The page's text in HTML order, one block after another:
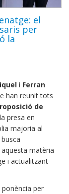
el
per
la
i Ferran
han reunit tots
de
presa en
majoria al
matèria
i actualitzant
per